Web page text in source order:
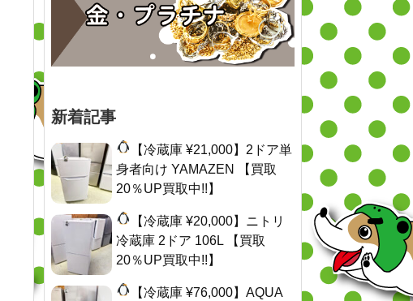
新着記事
【冷蔵庫 ¥21,000】2ドア単
身者向け YAMAZEN 【買取
20％UP買取中!!】
【冷蔵庫 ¥20,000】ニトリ
冷蔵庫 2ドア 106L 【買取
20％UP買取中!!】
【冷蔵庫 ¥76,000】AQUA